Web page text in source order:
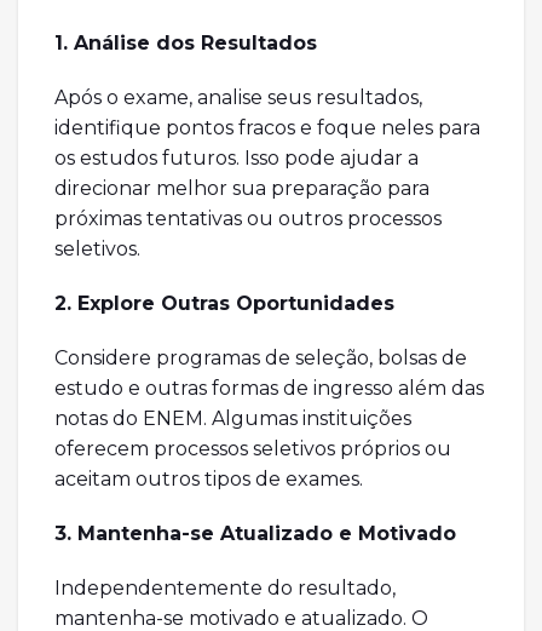
1. Análise dos Resultados
Após o exame, analise seus resultados,
identifique pontos fracos e foque neles para
os estudos futuros. Isso pode ajudar a
direcionar melhor sua preparação para
próximas tentativas ou outros processos
seletivos.
2. Explore Outras Oportunidades
Considere programas de seleção, bolsas de
estudo e outras formas de ingresso além das
notas do ENEM. Algumas instituições
oferecem processos seletivos próprios ou
aceitam outros tipos de exames.
3. Mantenha-se Atualizado e Motivado
Independentemente do resultado,
mantenha-se motivado e atualizado. O